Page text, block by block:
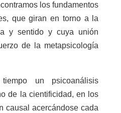
los fundamentos
que giran en torno a la
y sentido y cuya unión
de la metapsicología
un psicoanálisis
de la cientificidad, en los
causal acercándose cada